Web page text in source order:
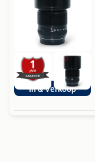
In & Verkoop